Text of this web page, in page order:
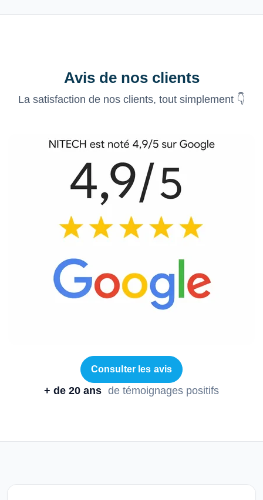
Avis de nos clients
La satisfaction de nos clients, tout simplement 👇
Consulter les avis
+ de 20 ans de témoignages positifs